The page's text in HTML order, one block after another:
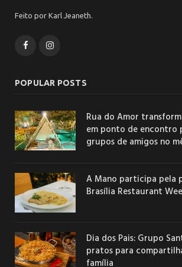
Feito por Karl Jeaneth.
FacebookInstagram
POPULAR POSTS
Rua do Amor
em ponto de encontro
grupos de amigos no
A Mano participa pela
Brasília Restaurant
Dia dos Pais: Grupo
pratos para
família